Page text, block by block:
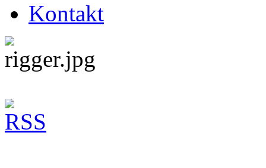
Kontakt